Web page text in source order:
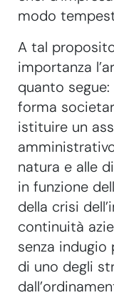
modo
A tal
importanza
quanto segue:
forma
istituire un
natura e alle
in funzione
della crisi
continuità
senza indugio
di uno degli